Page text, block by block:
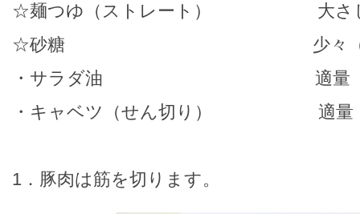
☆麺つゆ（ストレート） 大さ
☆砂糖 少々（お好
・サラダ油 適量
・キャベツ（せん切り） 適量
1．豚肉は筋を切ります。